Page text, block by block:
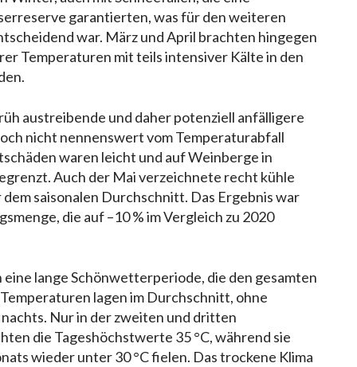
garantierten, was für den weiteren
war. März und April brachten hingegen
Temperaturen mit teils intensiver Kälte in den
austreibende und daher potenziell anfälligere
nicht nennenswert vom Temperaturabfall
waren leicht und auf Weinberge in
Auch der Mai verzeichnete recht kühle
saisonalen Durchschnitt. Das Ergebnis war
die auf –10 % im Vergleich zu 2020
eine lange Schönwetterperiode, die den gesamten
lagen im Durchschnitt, ohne
Nur in der zweiten und dritten
die Tageshöchstwerte 35 °C, während sie
wieder unter 30 °C fielen. Das trockene Klima